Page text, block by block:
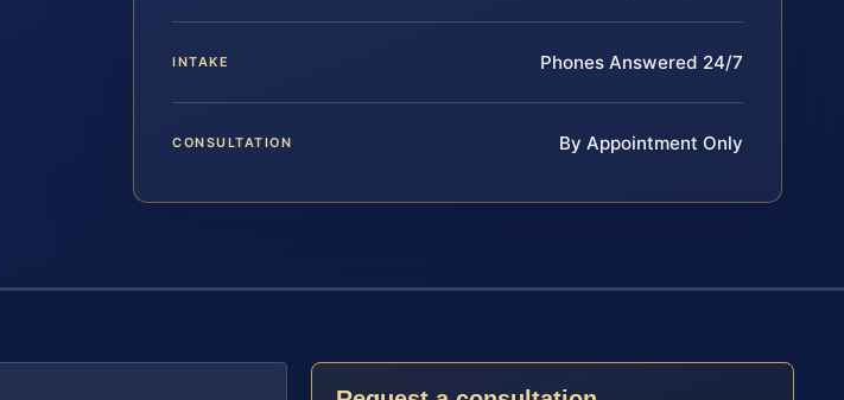
INTAKE Phones Answered 24/7
CONSULTATION By Appointment Only